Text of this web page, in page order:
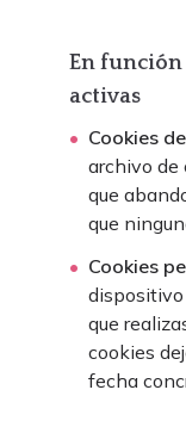
En
activas
Cookies
archivo de
que
que
Cookies
que
cookies
fecha